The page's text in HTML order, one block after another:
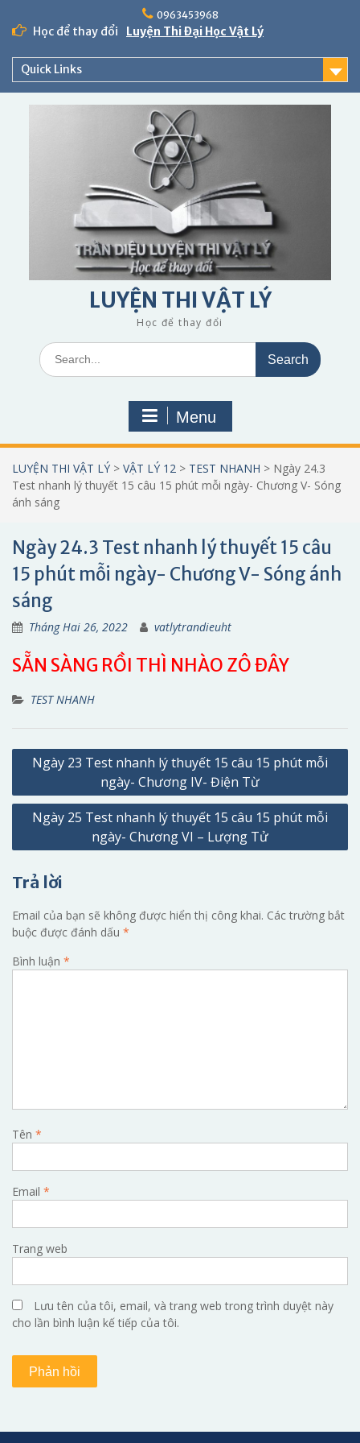
content
0963453968
Học để thay đổi Luyện Thi Đại Học Vật Lý
Quick Links
LUYỆN THI VẬT LÝ
Học để thay đổi
Search
for:
Menu
LUYỆN THI VẬT LÝ > VẬT LÝ 12 > TEST NHANH > Ngày 24.3
Test nhanh lý thuyết 15 câu 15 phút mỗi ngày- Chương V- Sóng
ánh sáng
Ngày 24.3 Test nhanh lý thuyết 15 câu
15 phút mỗi ngày- Chương V- Sóng ánh
sáng
Tháng Hai 26, 2022 vatlytrandieuht
SẴN SÀNG RỒI THÌ NHÀO ZÔ ĐÂY
TEST NHANH
Điều
hướng
bài
viết
Ngày 23 Test nhanh lý thuyết 15 câu 15 phút mỗi
ngày- Chương IV- Điện Từ
Ngày 25 Test nhanh lý thuyết 15 câu 15 phút mỗi
ngày- Chương VI – Lượng Tử
Trả lời
Email của bạn sẽ không được hiển thị công khai. Các trường bắt
buộc được đánh dấu *
Bình luận *
Tên *
Email *
Trang web
Lưu tên của tôi, email, và trang web trong trình duyệt này
cho lần bình luận kế tiếp của tôi.